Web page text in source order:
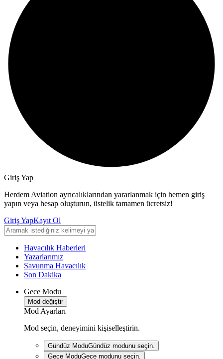
Giriş Yap
Herdem Aviation ayrıcalıklarından yararlanmak için hemen giriş
yapın veya hesap oluşturun, üstelik tamamen ücretsiz!
Giriş YapKayıt Ol
Havacılık Haberleri
Yazarlarımız
Savunma Havacılık
Son Dakika
Gece Modu
Mod değiştir
Mod Ayarları
Mod seçin, deneyimini kişiselleştirin.
Gündüz ModuGündüz modunu seçin.
Gece ModuGece modunu seçin.